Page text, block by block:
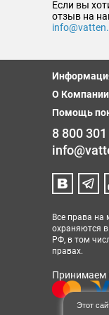
Если вы
отзыв на
О Компании
Помощь
8 800
Все права на
охраняются в
РФ, в том
правах.
Принимаем
Этот